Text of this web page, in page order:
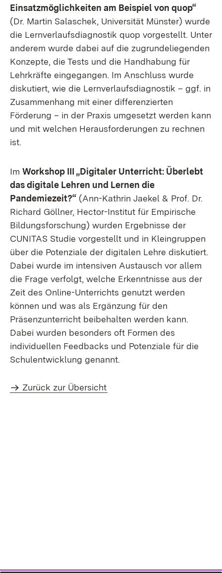
Einsatzmöglichkeiten am Beispiel von quop“
(Dr. Martin Salaschek, Universität Münster) wurde
die Lernverlaufsdiagnostik quop vorgestellt. Unter
anderem wurde dabei auf die zugrundeliegenden
Konzepte, die Tests und die Handhabung für
Lehrkräfte eingegangen. Im Anschluss wurde
diskutiert, wie die Lernverlaufsdiagnostik – ggf. in
Zusammenhang mit einer differenzierten
Förderung – in der Praxis umgesetzt werden kann
und mit welchen Herausforderungen zu rechnen
ist.
Im Workshop III „Digitaler Unterricht: Überlebt
das digitale Lehren und Lernen die
Pandemiezeit?“ (Ann-Kathrin Jaekel & Prof. Dr.
Richard Göllner, Hector-Institut für Empirische
Bildungsforschung) wurden Ergebnisse der
CUNITAS Studie vorgestellt und in Kleingruppen
über die Potenziale der digitalen Lehre diskutiert.
Dabei wurde im intensiven Austausch vor allem
die Frage verfolgt, welche Erkenntnisse aus der
Zeit des Online-Unterrichts genutzt werden
können und was als Ergänzung für den
Präsenzunterricht beibehalten werden kann.
Dabei wurden besonders oft Formen des
individuellen Feedbacks und Potenziale für die
Schulentwicklung genannt.
Zurück zur Übersicht